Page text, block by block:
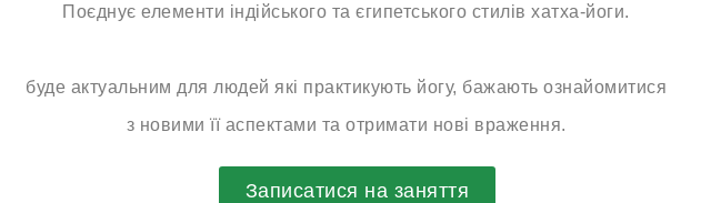
Поєднує елементи індійського та єгипетського стилів хатха-йоги.
буде актуальним для людей які практикують йогу, бажають ознайомитися
з новими її аспектами та отримати нові враження.
Записатися на заняття